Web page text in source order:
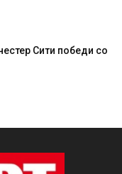
Сити победи со